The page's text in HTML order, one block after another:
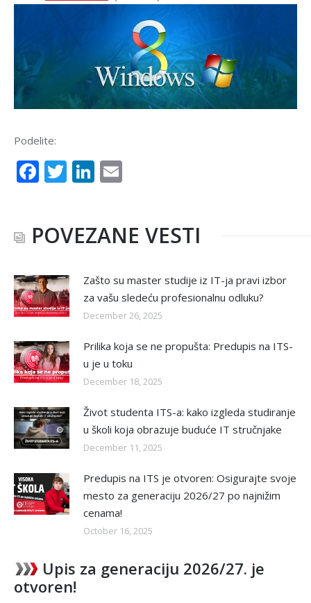
Podelite:
Facebook
TwitterLinkedIn
POVEZANE VESTI
Zašto su master studije iz IT-ja pravi izbor
za vašu sledeću profesionalnu odluku?
December 26, 2025
Prilika koja se ne propušta: Predupis na ITS-
u je u toku
December 18, 2025
Život studenta ITS-a: kako izgleda studiranje
u školi koja obrazuje buduće IT stručnjake
December 11, 2025
Predupis na ITS je otvoren: Osigurajte svoje
mesto za generaciju 2026/27 po najnižim
cenama!
October 16, 2025
Upis za generaciju 2026/27. je
otvoren!